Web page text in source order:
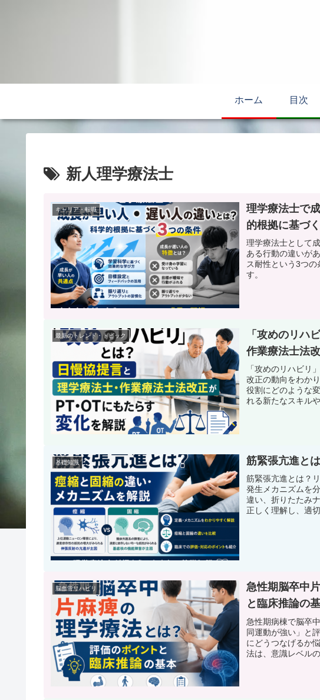
ホーム 目次
新人理学療法士
キャリア・転職
理学療法士で
的根拠に基づ
理学療法士として
ある行動の違いが
ス耐性という3つ
す。
最新のトレンド・トピック
「攻めのリハ
作業療法士法
「攻めのリハビリ
改正の動向をわか
役割にどのような
れる新たなスキル
基礎知識 筋緊張亢進と
筋緊張亢進とは？
発生メカニズムを
違い、折りたたみ
正しく理解し、適
脳血管リハビリ
急性期脳卒中
と臨床推論の
急性期病棟で脳卒
同運動が強い」と
にどうつなげるか
法は、意識レベル